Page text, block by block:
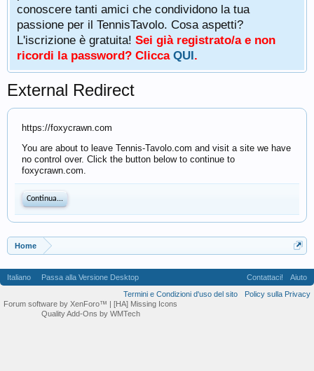
conoscere tanti amici che condividono la tua
passione per il TennisTavolo. Cosa aspetti?
L'iscrizione è gratuita! Sei già registrato/a e non
ricordi la password? Clicca QUI.
External Redirect
https://foxycrawn.com
You are about to leave Tennis-Tavolo.com and visit a site we have
no control over. Click the button below to continue to
foxycrawn.com.
Continua...
Home
Italiano Passa alla Versione Desktop Contattaci!
Aiuto
Termini e Condizioni d'uso del sito
Policy sulla Privacy
Forum software by XenForo™ | [HA] Missing Icons
Quality Add-Ons by WMTech